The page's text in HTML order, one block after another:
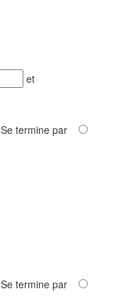
et
Se termine par
Se termine par